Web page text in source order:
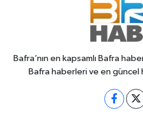
Bafra’nın en kapsamlı Bafra
Bafra haberleri ve en güncel